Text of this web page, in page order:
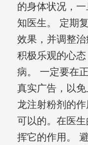
的身体状况，
知医生。 定期
效果，并调整
积极乐观的心
病。 一定要在
真实广告，以
龙注射粉剂的
可以的。在医
挥它的作用。